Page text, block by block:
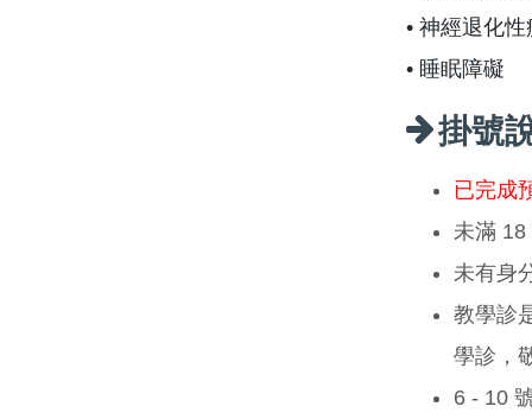
• 神經退化
• 睡眠障礙
掛號
已完成
未滿 18
未有身
教學診
學診，
6 - 10